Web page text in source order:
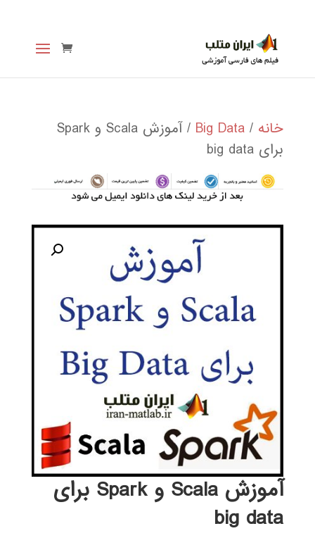
خانه /
Big Data
/ آموزش Scala و Spark
برای big data
آموزش Scala و Spark برای
big data